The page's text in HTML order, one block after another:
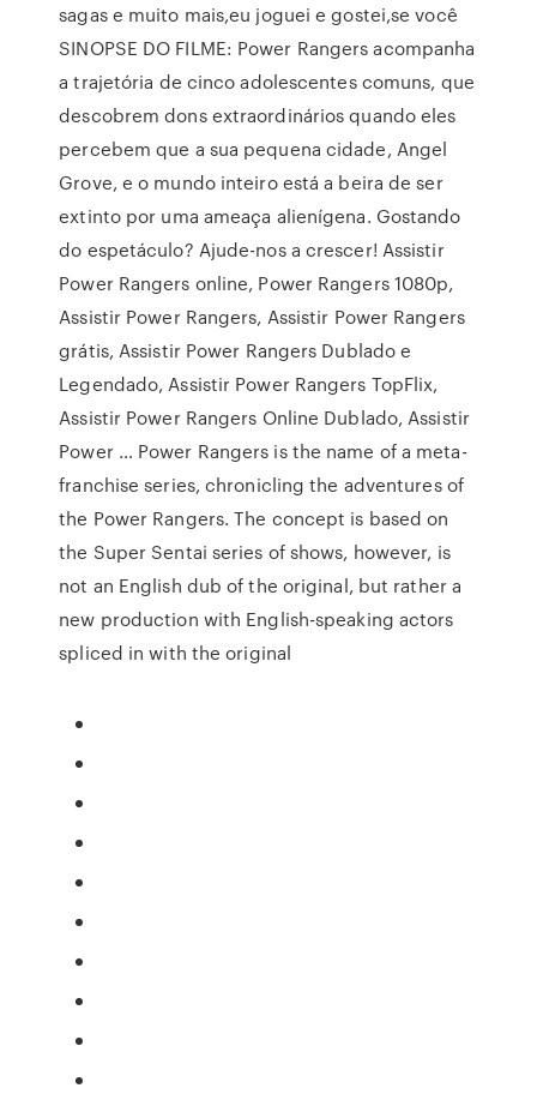
sagas e muito mais,eu joguei e gostei,se você
SINOPSE DO FILME: Power Rangers acompanha
a trajetória de cinco adolescentes comuns, que
descobrem dons extraordinários quando eles
percebem que a sua pequena cidade, Angel
Grove, e o mundo inteiro está a beira de ser
extinto por uma ameaça alienígena. Gostando
do espetáculo? Ajude-nos a crescer! Assistir
Power Rangers online, Power Rangers 1080p,
Assistir Power Rangers, Assistir Power Rangers
grátis, Assistir Power Rangers Dublado e
Legendado, Assistir Power Rangers TopFlix,
Assistir Power Rangers Online Dublado, Assistir
Power … Power Rangers is the name of a meta-
franchise series, chronicling the adventures of
the Power Rangers. The concept is based on
the Super Sentai series of shows, however, is
not an English dub of the original, but rather a
new production with English-speaking actors
spliced in with the original